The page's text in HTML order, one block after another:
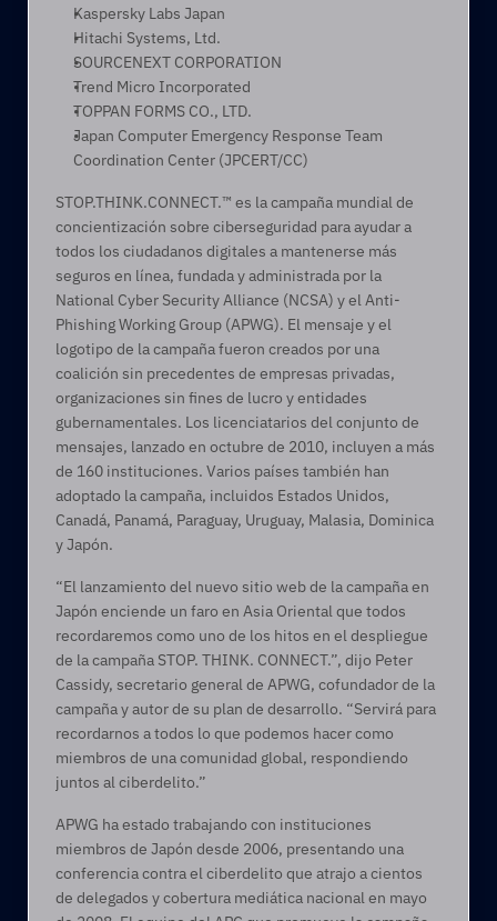
Kaspersky Labs Japan
Hitachi Systems, Ltd.
SOURCENEXT CORPORATION
Trend Micro Incorporated
TOPPAN FORMS CO., LTD.
Japan Computer Emergency Response Team
Coordination Center (JPCERT/CC)
STOP.THINK.CONNECT.™ es la campaña mundial de
concientización sobre ciberseguridad para ayudar a
todos los ciudadanos digitales a mantenerse más
seguros en línea, fundada y administrada por la
National Cyber Security Alliance (NCSA) y el Anti-
Phishing Working Group (APWG). El mensaje y el
logotipo de la campaña fueron creados por una
coalición sin precedentes de empresas privadas,
organizaciones sin fines de lucro y entidades
gubernamentales. Los licenciatarios del conjunto de
mensajes, lanzado en octubre de 2010, incluyen a más
de 160 instituciones. Varios países también han
adoptado la campaña, incluidos Estados Unidos,
Canadá, Panamá, Paraguay, Uruguay, Malasia, Dominica
y Japón.
“El lanzamiento del nuevo sitio web de la campaña en
Japón enciende un faro en Asia Oriental que todos
recordaremos como uno de los hitos en el despliegue
de la campaña STOP. THINK. CONNECT.”, dijo Peter
Cassidy, secretario general de APWG, cofundador de la
campaña y autor de su plan de desarrollo. “Servirá para
recordarnos a todos lo que podemos hacer como
miembros de una comunidad global, respondiendo
juntos al ciberdelito.”
APWG ha estado trabajando con instituciones
miembros de Japón desde 2006, presentando una
conferencia contra el ciberdelito que atrajo a cientos
de delegados y cobertura mediática nacional en mayo